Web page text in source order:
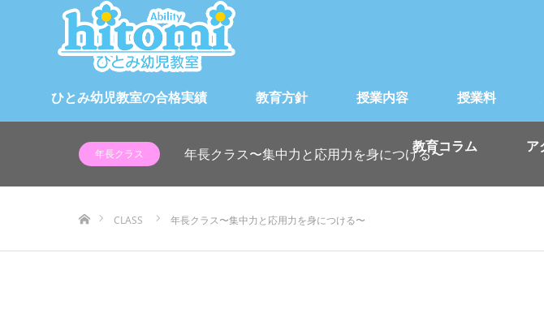
ひとみ幼児教室の合格実績 教育方針 授業内容 授業料
教育コラム ア
年長クラス 年長クラス〜集中力と応用力を身につける〜
CLASS
年長クラス〜集中力と応用力を身につける〜